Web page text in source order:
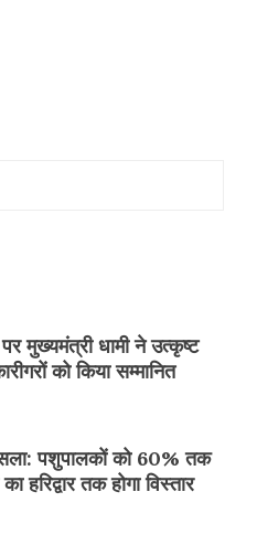
मुख्यमंत्री धामी ने उत्कृष्ट
को किया सम्मानित
पशुपालकों को 60% तक
हरिद्वार तक होगा विस्तार